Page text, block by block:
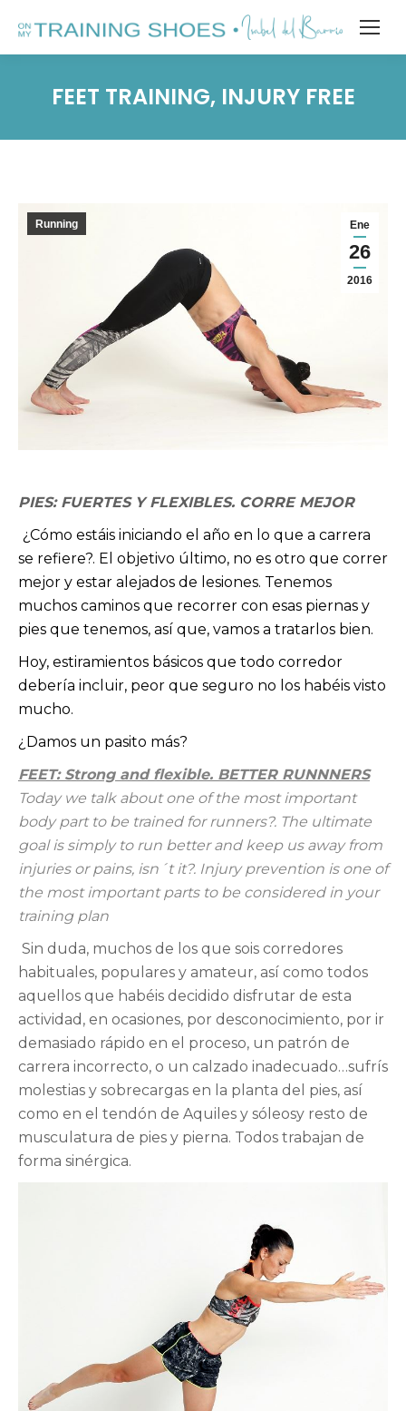
FEET TRAINING, INJURY FREE
Ene
26
2016
Running
PIES: FUERTES Y FLEXIBLES. CORRE MEJOR
¿Cómo estáis iniciando el año en lo que a carrera
se refiere?. El objetivo último, no es otro que correr
mejor y estar alejados de lesiones. Tenemos
muchos caminos que recorrer con esas piernas y
pies que tenemos, así que, vamos a tratarlos bien.
Hoy, estiramientos básicos que todo corredor
debería incluir, peor que seguro no los habéis visto
mucho.
¿Damos un pasito más?
FEET: Strong and flexible. BETTER RUNNNERS
Today we talk about one of the most important
body part to be trained for runners?. The ultimate
goal is simply to run better and keep us away from
injuries or pains, isn´t it?. Injury prevention is one of
the most important parts to be considered in your
training plan
Sin duda, muchos de los que sois corredores
habituales, populares y amateur, así como todos
aquellos que habéis decidido disfrutar de esta
actividad, en ocasiones, por desconocimiento, por ir
demasiado rápido en el proceso, un patrón de
carrera incorrecto, o un calzado inadecuado…sufrís
molestias y sobrecargas en la planta del pies, así
como en el tendón de Aquiles y sóleosy resto de
musculatura de pies y pierna. Todos trabajan de
forma sinérgica.